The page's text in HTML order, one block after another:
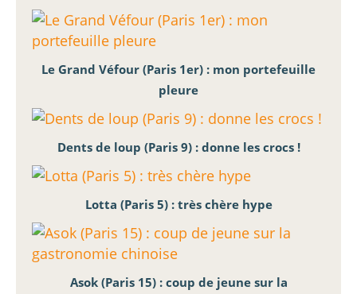
Le Grand Véfour (Paris 1er) : mon portefeuille
pleure
Dents de loup (Paris 9) : donne les crocs !
Lotta (Paris 5) : très chère hype
Asok (Paris 15) : coup de jeune sur la